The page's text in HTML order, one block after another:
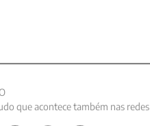
que acontece também nas redes